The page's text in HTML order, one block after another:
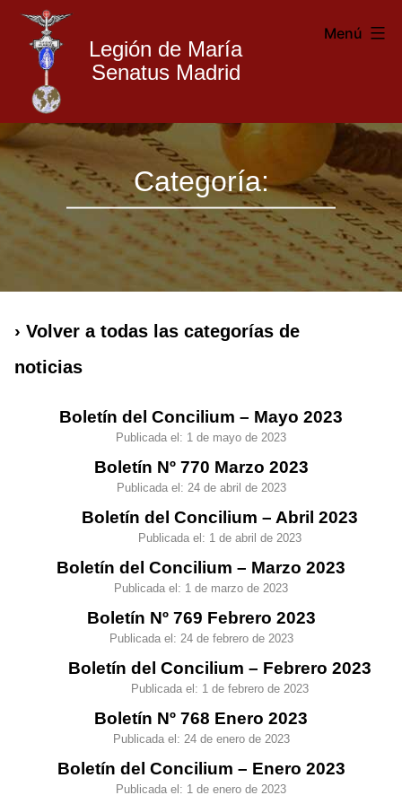
Legión de María
Senatus Madrid
Saltar
contenido
Legión
de
María
Madrid
Menú
Categoría:
› Volver a todas las categorías de
noticias
Boletín del Concilium – Mayo 2023
Publicada el: 1 de mayo de 2023
Boletín Nº 770 Marzo 2023
Publicada el: 24 de abril de 2023
Boletín del Concilium – Abril 2023
Publicada el: 1 de abril de 2023
Boletín del Concilium – Marzo 2023
Publicada el: 1 de marzo de 2023
Boletín Nº 769 Febrero 2023
Publicada el: 24 de febrero de 2023
Boletín del Concilium – Febrero 2023
Publicada el: 1 de febrero de 2023
Boletín Nº 768 Enero 2023
Publicada el: 24 de enero de 2023
Boletín del Concilium – Enero 2023
Publicada el: 1 de enero de 2023